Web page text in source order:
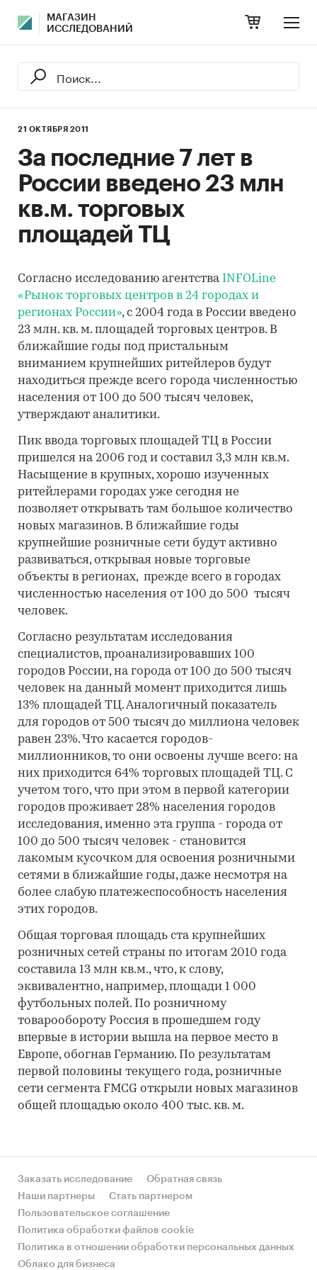
МАГАЗИН
ИССЛЕДОВАНИЙ
21 ОКТЯБРЯ 2011
За последние 7 лет в
России введено 23 млн
кв.м. торговых
площадей ТЦ
Согласно исследованию агентства INFOLine
«Рынок торговых центров в 24 городах и
регионах России», с 2004 года в России введено
23 млн. кв. м. площадей торговых центров. В
ближайшие годы под пристальным
вниманием крупнейших ритейлеров будут
находиться прежде всего города численностью
населения от 100 до 500 тысяч человек,
утверждают аналитики.
Пик ввода торговых площадей ТЦ в России
пришелся на 2006 год и составил 3,3 млн кв.м.
Насыщение в крупных, хорошо изученных
ритейлерами городах уже сегодня не
позволяет открывать там большое количество
новых магазинов. В ближайшие годы
крупнейшие розничные сети будут активно
развиваться, открывая новые торговые
объекты в регионах, прежде всего в городах
численностью населения от 100 до 500 тысяч
человек.
Согласно результатам исследования
специалистов, проанализировавших 100
городов России, на города от 100 до 500 тысяч
человек на данный момент приходится лишь
13% площадей ТЦ. Аналогичный показатель
для городов от 500 тысяч до миллиона человек
равен 23%. Что касается городов-
миллионников, то они освоены лучше всего: на
них приходится 64% торговых площадей ТЦ. С
учетом того, что при этом в первой категории
городов проживает 28% населения городов
исследования, именно эта группа - города от
100 до 500 тысяч человек - становится
лакомым кусочком для освоения розничными
сетями в ближайшие годы, даже несмотря на
более слабую платежеспособность населения
этих городов.
Общая торговая площадь ста крупнейших
розничных сетей страны по итогам 2010 года
составила 13 млн кв.м., что, к слову,
эквивалентно, например, площади 1 000
футбольных полей. По розничному
товарообороту Россия в прошедшем году
впервые в истории вышла на первое место в
Европе, обогнав Германию. По результатам
первой половины текущего года, розничные
сети сегмента FMCG открыли новых магазинов
общей площадью около 400 тыс. кв. м.
Заказать исследование
Обратная связь
Наши партнеры
Стать партнером
Пользовательское соглашение
Политика обработки файлов cookie
Политика в отношении обработки персональных данных
Облако для бизнеса